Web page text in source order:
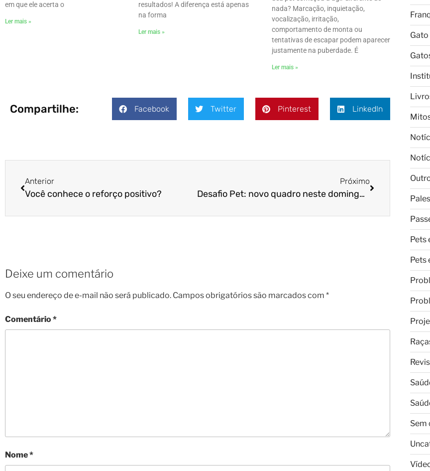
em que ele acerta o
Ler mais »
resultados! A diferença está apenas
na forma
Ler mais »
nada? Marcação, inquietação,
vocalização, irritação,
comportamento de monta ou
tentativas de escapar podem aparecer
justamente na puberdade. É
Ler mais »
Compartilhe: Facebook Twitter Pinterest LinkedIn
Anterior
Você conhece o reforço positivo?
Próximo
Desafio Pet: novo quadro neste domingo, no Programa da Eliana
Deixe um comentário
O seu endereço de e-mail não será publicado. Campos obrigatórios são marcados com *
Comentário*
Nome*
Gato
Pets
Pets
Sem